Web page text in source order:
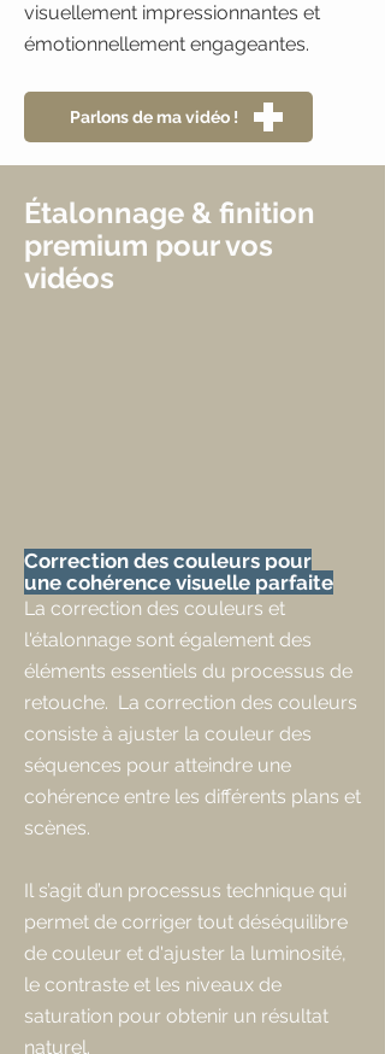
visuellement impressionnantes et
émotionnellement engageantes.
Parlons de ma vidéo !
Étalonnage & finition
premium pour vos
vidéos
Correction des couleurs pour
une cohérence visuelle parfaite
La correction des couleurs et
l'étalonnage sont également des
éléments essentiels du processus de
retouche. ​La correction des couleurs
consiste à ajuster la couleur des
séquences pour atteindre une
cohérence entre les différents plans et
scènes.
Il s’agit d’un processus technique qui
permet de corriger tout déséquilibre
de couleur et d'ajuster la luminosité,
le contraste et les niveaux de
saturation pour obtenir un résultat
naturel.